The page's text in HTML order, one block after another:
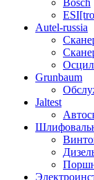
Bosch
Autel-russia
Grunbaum
Jaltest